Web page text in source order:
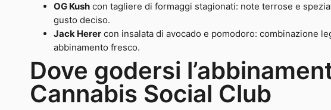
OG Kush con tagliere di formaggi stagionati: note terrose e
gusto deciso.
Jack Herer con insalata di avocado e pomodoro: combinazione
abbinamento fresco.
Dove godersi
Cannabis Social Club